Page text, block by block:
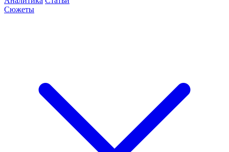
Сюжеты